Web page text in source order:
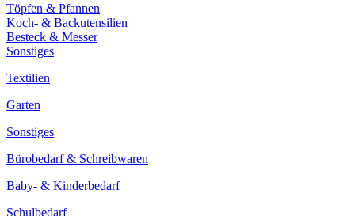
Töpfen & Pfannen
Koch- & Backutensilien
Besteck & Messer
Sonstiges
Textilien
Garten
Sonstiges
Bürobedarf & Schreibwaren
Baby- & Kinderbedarf
Schulbedarf